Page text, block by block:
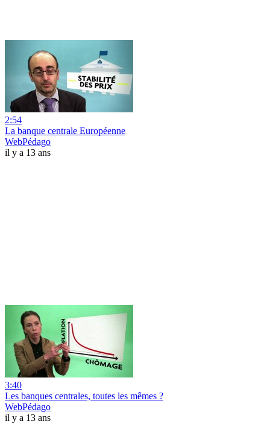
2:54
La banque centrale Européenne
WebPédago
il y a 13 ans
3:40
Les banques centrales, toutes les mêmes ?
WebPédago
il y a 13 ans